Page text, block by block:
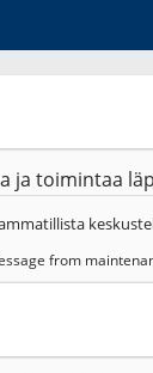
ja toimintaa
from